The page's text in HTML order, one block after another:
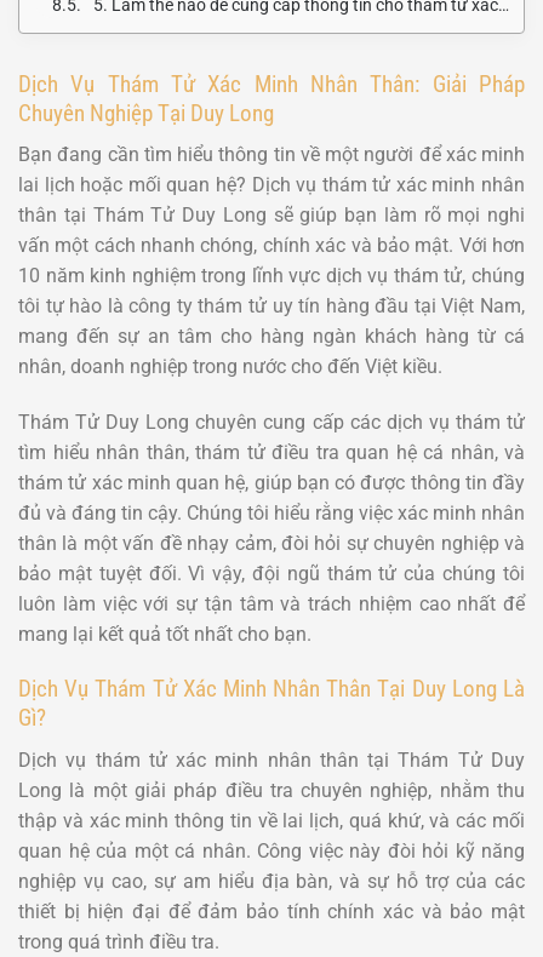
5. Làm thế nào để cung cấp thông tin cho thám tử xác minh nhân thân hiệu quả?
Dịch Vụ Thám Tử Xác Minh Nhân Thân: Giải Pháp
Chuyên Nghiệp Tại Duy Long
Bạn đang cần tìm hiểu thông tin về một người để xác minh
lai lịch hoặc mối quan hệ? Dịch vụ thám tử xác minh nhân
thân tại Thám Tử Duy Long sẽ giúp bạn làm rõ mọi nghi
vấn một cách nhanh chóng, chính xác và bảo mật. Với hơn
10 năm kinh nghiệm trong lĩnh vực dịch vụ thám tử, chúng
tôi tự hào là công ty thám tử uy tín hàng đầu tại Việt Nam,
mang đến sự an tâm cho hàng ngàn khách hàng từ cá
nhân, doanh nghiệp trong nước cho đến Việt kiều.
Thám Tử Duy Long chuyên cung cấp các dịch vụ thám tử
tìm hiểu nhân thân, thám tử điều tra quan hệ cá nhân, và
thám tử xác minh quan hệ, giúp bạn có được thông tin đầy
đủ và đáng tin cậy. Chúng tôi hiểu rằng việc xác minh nhân
thân là một vấn đề nhạy cảm, đòi hỏi sự chuyên nghiệp và
bảo mật tuyệt đối. Vì vậy, đội ngũ thám tử của chúng tôi
luôn làm việc với sự tận tâm và trách nhiệm cao nhất để
mang lại kết quả tốt nhất cho bạn.
Dịch Vụ Thám Tử Xác Minh Nhân Thân Tại Duy Long Là
Gì?
Dịch vụ thám tử xác minh nhân thân tại Thám Tử Duy
Long là một giải pháp điều tra chuyên nghiệp, nhằm thu
thập và xác minh thông tin về lai lịch, quá khứ, và các mối
quan hệ của một cá nhân. Công việc này đòi hỏi kỹ năng
nghiệp vụ cao, sự am hiểu địa bàn, và sự hỗ trợ của các
thiết bị hiện đại để đảm bảo tính chính xác và bảo mật
trong quá trình điều tra.